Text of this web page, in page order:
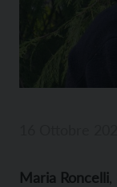
Maria Roncelli